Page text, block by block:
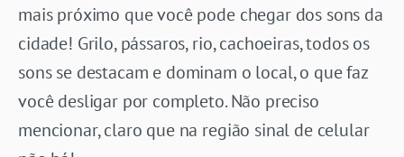
mais próximo que você pode chegar dos sons da
cidade! Grilo, pássaros, rio, cachoeiras, todos os
sons se destacam e dominam o local, o que faz
você desligar por completo. Não preciso
mencionar, claro que na região sinal de celular